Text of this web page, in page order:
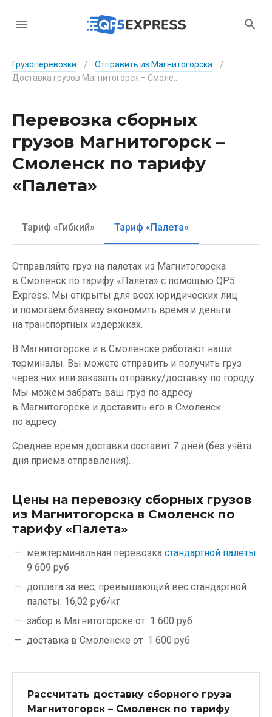
Грузоперевозки / Отправить из Магнитогорска
/
Перевозка сборных
грузов Магнитогорск –
Смоленск по тарифу
«Палета»
Тариф «Гибкий» Тариф «Палета»
Отправляйте груз на палетах из Магнитогорска
в Смоленск по тарифу «Палета» с помощью QP5
Express. Мы открыты для всех юридических лиц
и помогаем бизнесу экономить время и деньги
на транспортных издержках.
В Магнитогорске и в Смоленске работают наши
терминалы. Вы можете отправить и получить груз
через них или заказать отправку/доставку по городу.
Мы можем забрать ваш груз по адресу
в Магнитогорске и доставить его в Смоленск
по адресу.
Среднее время доставки составит 7 дней (без учёта
дня приёма отправления).
Цены на перевозку сборных грузов
из Магнитогорска в Смоленск по
тарифу «Палета»
межтерминальная перевозка стандартной палеты:
9 609 руб
доплата за вес, превышающий вес стандартной
палеты: 16,02 руб/кг
забор в Магнитогорске от 1 600 руб
доставка в Смоленске от 1 600 руб
Рассчитать доставку сборного груза
Магнитогорск – Смоленск по тарифу